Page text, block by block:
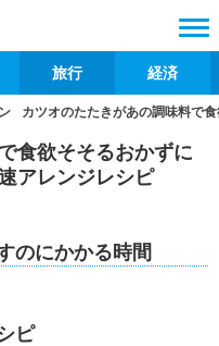
旅行 経済
カツオのたたきがあの調味料で
食欲そそるおかずに
アレンジレシピ
のにかかる時間
ピ